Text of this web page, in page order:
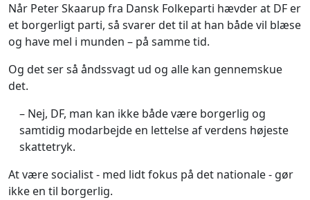
Når Peter Skaarup fra Dansk Folkeparti hævder at DF er
et borgerligt parti, så svarer det til at han både vil blæse
og have mel i munden – på samme tid.
Og det ser så åndssvagt ud og alle kan gennemskue
det.
– Nej, DF, man kan ikke både være borgerlig og
samtidig modarbejde en lettelse af verdens højeste
skattetryk.
At være socialist - med lidt fokus på det nationale - gør
ikke en til borgerlig.